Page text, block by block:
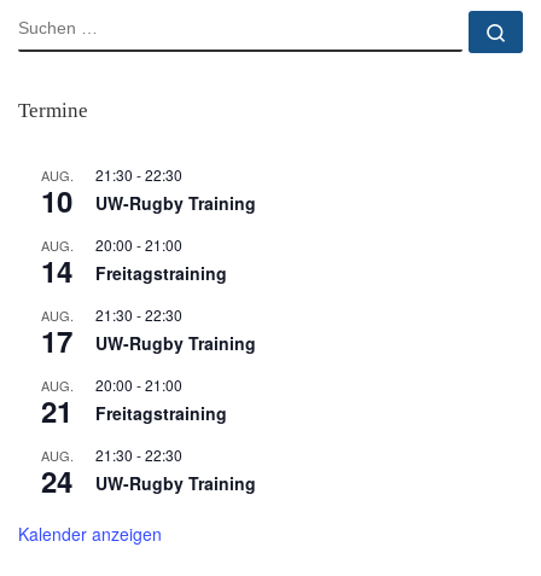
SUCHE
Termine
AUG.
10
21:30 -22:30
UW-Rugby Training
AUG.
14
20:00 -21:00
Freitagstraining
AUG.
17
21:30 -22:30
UW-Rugby Training
AUG.
21
20:00 -21:00
Freitagstraining
AUG.
24
21:30 -22:30
UW-Rugby Training
Kalender anzeigen